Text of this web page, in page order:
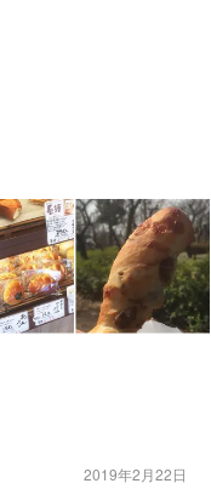
2019年2月22日